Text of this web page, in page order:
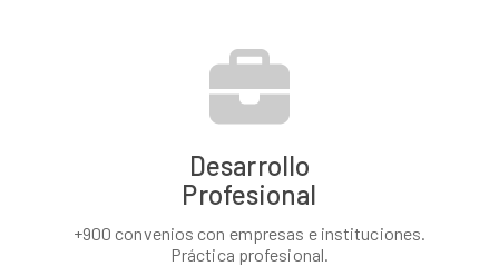
Desarrollo
Profesional
+900 convenios con empresas e instituciones.
Práctica profesional.